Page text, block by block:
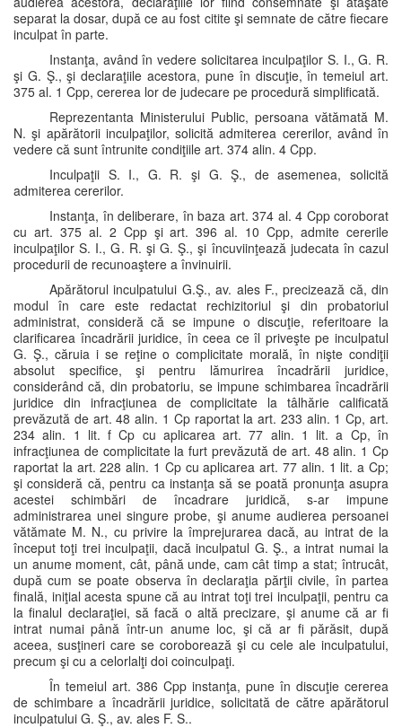
separat la dosar, după ce au fost citite şi semnate de către fiecare
inculpat în parte.
Instanţa, având în vedere solicitarea inculpaţilor S. I., G. R.
şi G. Ş., şi declaraţiile acestora, pune în discuţie, în temeiul art.
375 al. 1 Cpp, cererea lor de judecare pe procedură simplificată.
Reprezentanta Ministerului Public, persoana vătămată M.
N. şi apărătorii inculpaţilor, solicită admiterea cererilor, având în
vedere că sunt întrunite condiţiile art. 374 alin. 4 Cpp.
Inculpaţii S. I., G. R. şi G. Ş., de asemenea, solicită
admiterea cererilor.
Instanţa, în deliberare, în baza art. 374 al. 4 Cpp coroborat
cu art. 375 al. 2 Cpp şi art. 396 al. 10 Cpp, admite cererile
inculpaţilor S. I., G. R. şi G. Ş., şi încuviinţează judecata în cazul
procedurii de recunoaştere a învinuirii.
Apărătorul inculpatului G.Ş., av. ales F., precizează că, din
modul în care este redactat rechizitoriul şi din probatoriul
administrat, consideră că se impune o discuţie, referitoare la
clarificarea încadrării juridice, în ceea ce îl priveşte pe inculpatul
G. Ş., căruia i se reţine o complicitate morală, în nişte condiţii
absolut specifice, şi pentru lămurirea încadrării juridice,
considerând că, din probatoriu, se impune schimbarea încadrării
juridice din infracţiunea de complicitate la tâlhărie calificată
prevăzută de art. 48 alin. 1 Cp raportat la art. 233 alin. 1 Cp, art.
234 alin. 1 lit. f Cp cu aplicarea art. 77 alin. 1 lit. a Cp, în
infracţiunea de complicitate la furt prevăzută de art. 48 alin. 1 Cp
raportat la art. 228 alin. 1 Cp cu aplicarea art. 77 alin. 1 lit. a Cp;
şi consideră că, pentru ca instanţa să se poată pronunţa asupra
acestei schimbări de încadrare juridică, s-ar impune
administrarea unei singure probe, şi anume audierea persoanei
vătămate M. N., cu privire la împrejurarea dacă, au intrat de la
început toţi trei inculpaţii, dacă inculpatul G. Ş., a intrat numai la
un anume moment, cât, până unde, cam cât timp a stat; întrucât,
după cum se poate observa în declaraţia părţii civile, în partea
finală, iniţial acesta spune că au intrat toţi trei inculpaţii, pentru ca
la finalul declaraţiei, să facă o altă precizare, şi anume că ar fi
intrat numai până într-un anume loc, şi că ar fi părăsit, după
aceea, susţineri care se coroborează şi cu cele ale inculpatului,
precum şi cu a celorlalţi doi coinculpaţi.
În temeiul art. 386 Cpp instanţa, pune în discuţie cererea
de schimbare a încadrării juridice, solicitată de către apărătorul
inculpatului G. Ş., av. ales F. S..